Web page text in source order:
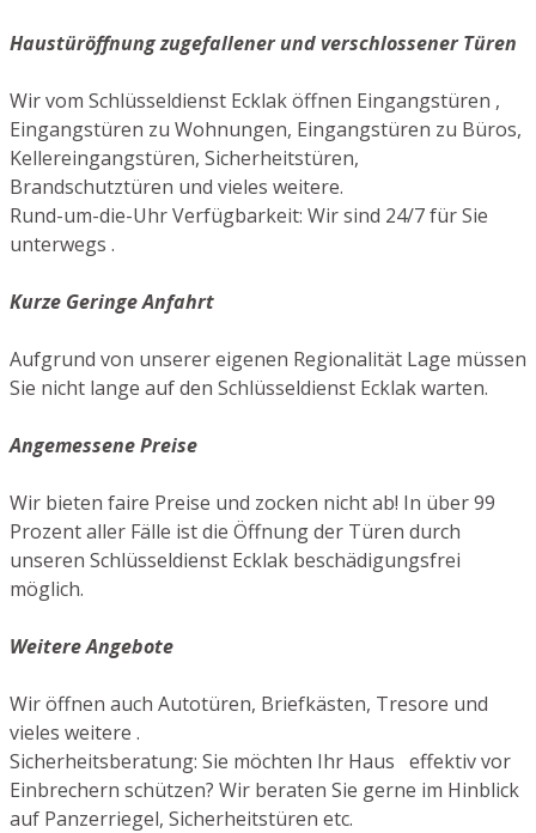
Haustüröffnung zugefallener und verschlossener Türen
Wir vom Schlüsseldienst Ecklak öffnen Eingangstüren ,
Eingangstüren zu Wohnungen, Eingangstüren zu Büros,
Kellereingangstüren, Sicherheitstüren,
Brandschutztüren und vieles weitere.
Rund-um-die-Uhr Verfügbarkeit: Wir sind 24/7 für Sie
unterwegs .
Kurze Geringe Anfahrt
Aufgrund von unserer eigenen Regionalität Lage müssen
Sie nicht lange auf den Schlüsseldienst Ecklak warten.
Angemessene Preise
Wir bieten faire Preise und zocken nicht ab! In über 99
Prozent aller Fälle ist die Öffnung der Türen durch
unseren Schlüsseldienst Ecklak beschädigungsfrei
möglich.
Weitere Angebote
Wir öffnen auch Autotüren, Briefkästen, Tresore und
vieles weitere .
Sicherheitsberatung: Sie möchten Ihr Haus effektiv vor
Einbrechern schützen? Wir beraten Sie gerne im Hinblick
auf Panzerriegel, Sicherheitstüren etc.